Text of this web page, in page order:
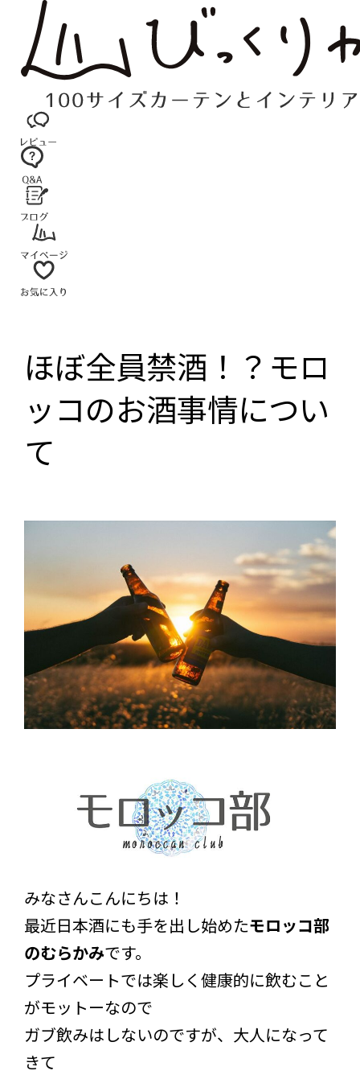
ほぼ全員禁酒！？モロ
ッコのお酒事情につい
て
みなさんこんにちは！
最近日本酒にも手を出し始めたモロッコ部
のむらかみです。
プライベートでは楽しく健康的に飲むこと
がモットーなので
ガブ飲みはしないのですが、大人になって
きて